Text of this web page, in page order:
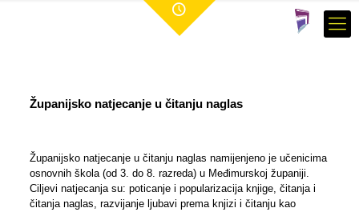
Županijsko natjecanje u čitanju naglas
Županijsko natjecanje u čitanju naglas namijenjeno je učenicima
osnovnih škola (od 3. do 8. razreda) u Međimurskoj županiji.
Ciljevi natjecanja su: poticanje i popularizacija knjige, čitanja i
čitanja naglas, razvijanje ljubavi prema knjizi i čitanju kao